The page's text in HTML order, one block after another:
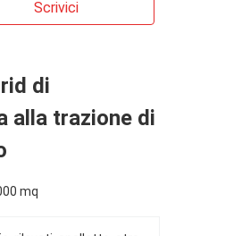
Scrivici
di
alla trazione di
mq